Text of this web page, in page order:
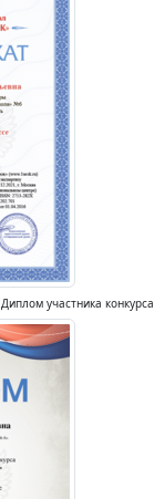
Диплом участника конкурса